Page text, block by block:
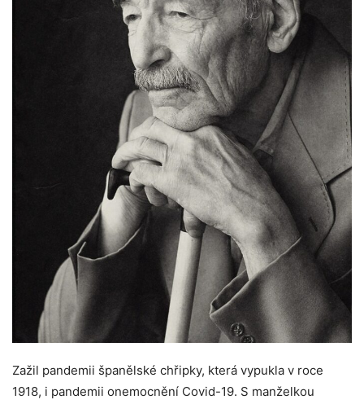
Zažil pandemii španělské chřipky, která vypukla v roce
1918, i pandemii onemocnění Covid-19. S manželkou